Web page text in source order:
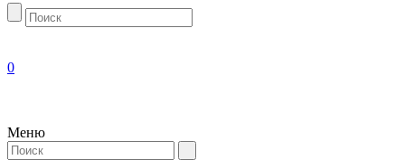
0
Меню